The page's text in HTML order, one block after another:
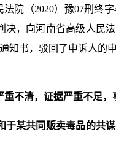
院（2020）豫07刑终
决，向河南省高级人民
知书，驳回了申诉人的
不清，证据严重不足，
于某共同贩卖毒品的共